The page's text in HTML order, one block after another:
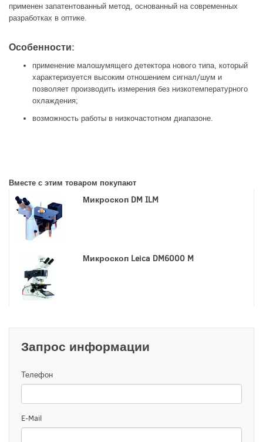
применен запатентованный метод, основанный на современных
разработках в оптике.
Особенности:
применение малошумящего детектора нового типа, который
характеризуется высоким отношением сигнал/шум и
позволяет производить измерения без низкотемпературного
охлаждения;
возможность работы в низкочастотном диапазоне.
Запрос информации
Телефон
E-Mail
Вместе с этим товаром покупают
Микроскоп DM ILM
Микроскоп Leica DM6000 M